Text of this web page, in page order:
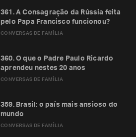
CONVERSAS DE FAMÍLIA
361. A Consagração da Rússia feita
pelo Papa Francisco funcionou?
CONVERSAS DE FAMÍLIA
360. O que o Padre Paulo Ricardo
aprendeu nestes 20 anos
CONVERSAS DE FAMÍLIA
359. Brasil: o país mais ansioso do
mundo